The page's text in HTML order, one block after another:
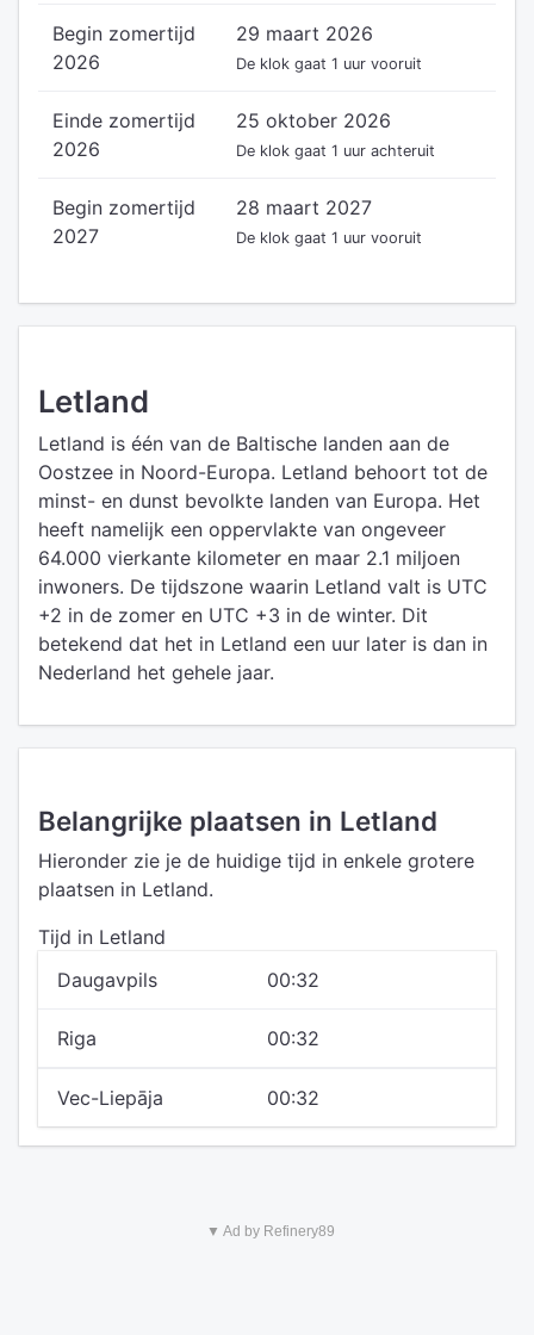
Begin zomertijd
2026
29 maart 2026
De klok gaat 1 uur vooruit
Einde zomertijd
2026
25 oktober 2026
De klok gaat 1 uur achteruit
Begin zomertijd
2027
28 maart 2027
De klok gaat 1 uur vooruit
Letland
Letland is één van de Baltische landen aan de
Oostzee in Noord-Europa. Letland behoort tot de
minst- en dunst bevolkte landen van Europa. Het
heeft namelijk een oppervlakte van ongeveer
64.000 vierkante kilometer en maar 2.1 miljoen
inwoners. De tijdszone waarin Letland valt is UTC
+2 in de zomer en UTC +3 in de winter. Dit
betekend dat het in Letland een uur later is dan in
Nederland het gehele jaar.
Belangrijke plaatsen in Letland
Hieronder zie je de huidige tijd in enkele grotere
plaatsen in Letland.
Tijd in Letland
Daugavpils
00:32
Riga 00:32
Vec-Liepāja 00:32
▼ Ad by Refinery89